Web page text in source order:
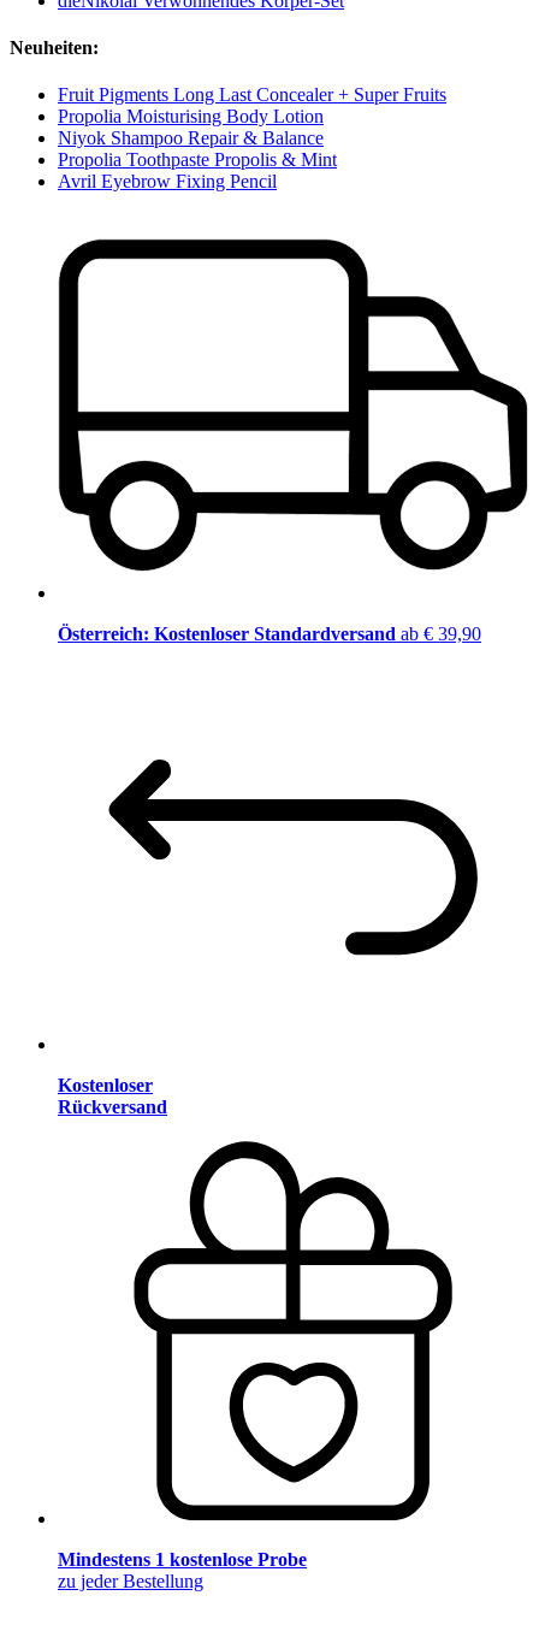
Neuheiten:
Fruit Pigments Long Last Concealer + Super Fruits
Propolia Moisturising Body Lotion
Niyok Shampoo Repair & Balance
Propolia Toothpaste Propolis & Mint
Avril Eyebrow Fixing Pencil
Österreich: Kostenloser Standardversand ab € 39,90
Kostenloser
Rückversand
Mindestens 1 kostenlose Probe
zu jeder Bestellung